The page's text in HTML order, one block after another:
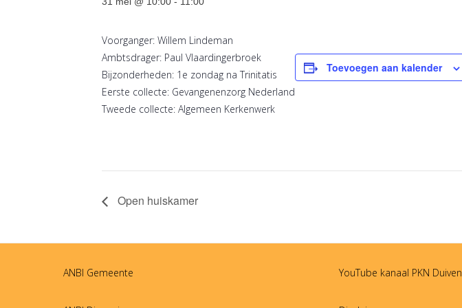
Voorganger: Willem Lindeman
Ambtsdrager: Paul Vlaardingerbroek
Bijzonderheden: 1e zondag na Trinitatis
Eerste collecte: Gevangenenzorg Nederland
Tweede collecte: Algemeen Kerkenwerk
Toevoegen aan kalender
Open huiskamer
ANBI Gemeente YouTube kanaal PKN Duiven